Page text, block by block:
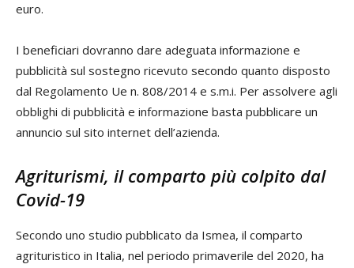
euro.
I beneficiari dovranno dare adeguata informazione e
pubblicità sul sostegno ricevuto secondo quanto disposto
dal Regolamento Ue n. 808/2014 e s.m.i. Per assolvere agli
obblighi di pubblicità e informazione basta pubblicare un
annuncio sul sito internet dell’azienda.
Agriturismi, il comparto più colpito dal
Covid-19
Secondo uno studio pubblicato da Ismea, il comparto
agrituristico in Italia, nel periodo primaverile del 2020, ha